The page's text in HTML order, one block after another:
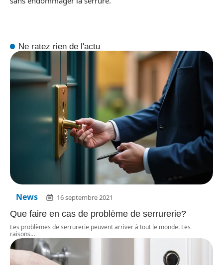
Ne ratez rien de l'actu
News 16 septembre 2021
Que faire en cas de problème de serrurerie?
Les problèmes de serrurerie peuvent arriver à tout le monde. Les
raisons…